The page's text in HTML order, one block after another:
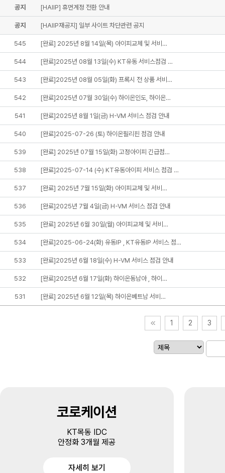
공지 [HAIIP] 휴먼계정 전환 안내
공지 [HAIIP재공지] 일부 사이트 차단관련 공지
545 [완료] 2025년 8월 14일(목) 아이피교체 및 서비…
544 [완료]2025년 08월 13일(수) KT유동 서비스점검 …
543 [완료]2025년 08월 05일(화) 프록시 전 상품 서비…
542 [완료]2025년 07월 30일(수) 하이온인도, 하이온…
541 [완료]2025년 8월 1일(금) H-VM 서비스 점검 안내
540 [완료]2025-07-26 (토) 하이온필리핀 점검 안내
539 [완료] 2025년 07월 15일(화) 고정아이피 긴급점…
538 [완료]2025-07-14 (수) KT유동아이피 서비스 점검 …
537 [완료] 2025년 7월 15일(화) 아이피교체 및 서비…
536 [완료]2025년 7월 4일(금) H-VM 서비스 점검 안내
535 [완료] 2025년 6월 30일(월) 아이피교체 및 서비…
534 [완료]2025-06-24(화) 유동IP , KT유동IP 서비스 점…
533 [완료]2025년 6월 18일(수) H-VM 서비스 점검 안내
532 [완료]2025년 6월 17일(화) 하이온동남아 , 하이…
531 [완료] 2025년 6월 12일(목) 하이온베트남 서비…
1 2 3
코로케이션
KT목동 IDC
안정화 3개월 제공
자세히 보기